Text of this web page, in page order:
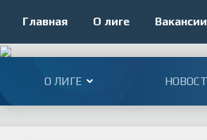
Главная О лиге Вакансии
О ЛИГЕ